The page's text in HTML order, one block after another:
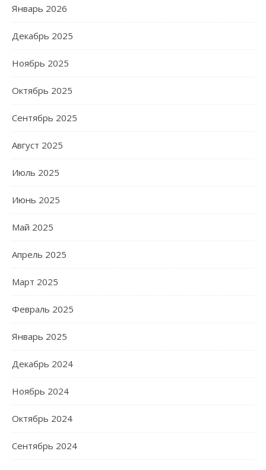
Январь 2026
Декабрь 2025
Ноябрь 2025
Октябрь 2025
Сентябрь 2025
Август 2025
Июль 2025
Июнь 2025
Май 2025
Апрель 2025
Март 2025
Февраль 2025
Январь 2025
Декабрь 2024
Ноябрь 2024
Октябрь 2024
Сентябрь 2024